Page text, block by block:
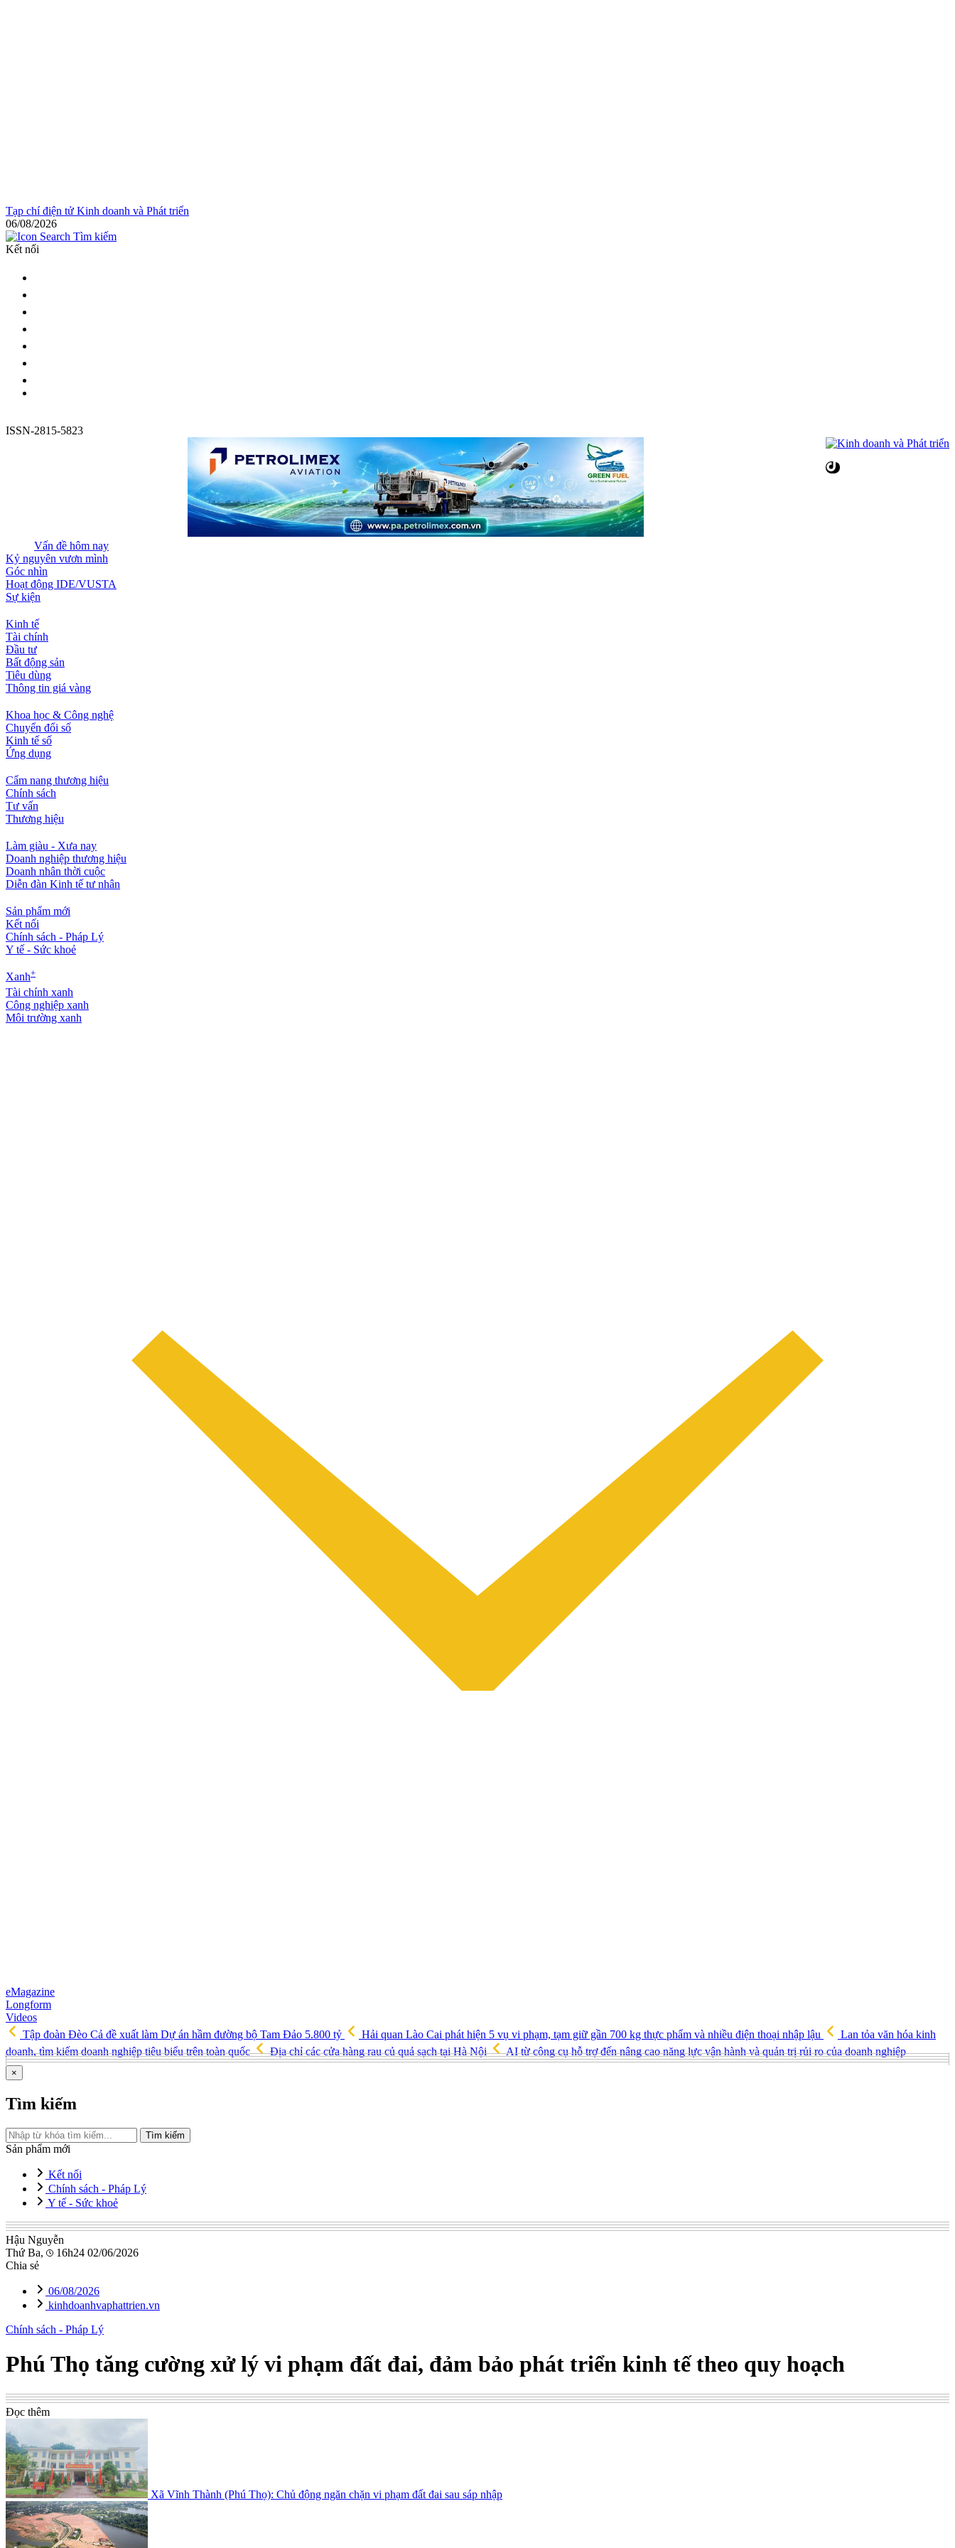
Tạp chí điện tử Kinh doanh và Phát triển
06/08/2026
Tìm kiếm
Kết nối
ISSN-2815-5823
Vấn đề hôm nay
Kỷ nguyên vươn mình
Góc nhìn
Hoạt động IDE/VUSTA
Sự kiện
Kinh tế
Tài chính
Đầu tư
Bất động sản
Tiêu dùng
Thông tin giá vàng
Khoa học & Công nghệ
Chuyển đổi số
Kinh tế số
Ứng dụng
Cẩm nang thương hiệu
Chính sách
Tư vấn
Thương hiệu
Làm giàu - Xưa nay
Doanh nghiệp thương hiệu
Doanh nhân thời cuộc
Diễn đàn Kinh tế tư nhân
Sản phẩm mới
Kết nối
Chính sách - Pháp Lý
Y tế - Sức khoẻ
Xanh+
Tài chính xanh
Công nghiệp xanh
Môi trường xanh
eMagazine
Longform
Videos
Tập đoàn Đèo Cả đề xuất làm Dự án hầm đường bộ Tam Đảo 5.800 tỷ
Hải quan Lào Cai phát hiện 5 vụ vi phạm, tạm giữ gần 700 kg thực phẩm và nhiều điện thoại nhập lậu
Lan tỏa văn hóa kinh
doanh, tìm kiếm doanh nghiệp tiêu biểu trên toàn quốc
Địa chỉ các cửa hàng rau củ quả sạch tại Hà Nội AI từ công cụ hỗ trợ đến nâng cao năng lực vận hành và quản trị rủi ro của doanh nghiệp
×
Tìm kiếm
Tìm kiếm
Sản phẩm mới
Kết nối
Chính sách - Pháp Lý
Y tế - Sức khoẻ
Hậu Nguyễn
Thứ Ba,
16h24 02/06/2026
Chia sẻ
06/08/2026
kinhdoanhvaphattrien.vn
Chính sách - Pháp Lý
Phú Thọ tăng cường xử lý vi phạm đất đai, đảm bảo phát triển kinh tế theo quy hoạch
Đọc thêm
Xã Vĩnh Thành (Phú Thọ): Chủ động ngăn chặn vi phạm đất đai sau sáp nhập